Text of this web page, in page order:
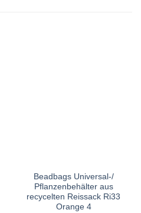
Beadbags Universal-/
Pflanzenbehälter aus
recycelten Reissack Ri33
Orange 4